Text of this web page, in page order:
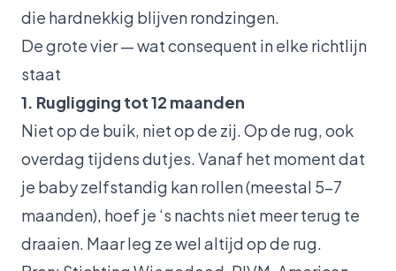
die hardnekkig blijven rondzingen.
De grote vier — wat consequent in elke richtlijn
staat
1. Rugligging tot 12 maanden
Niet op de buik, niet op de zij. Op de rug, ook
overdag tijdens dutjes. Vanaf het moment dat
je baby zelfstandig kan rollen (meestal 5-7
maanden), hoef je ‘s nachts niet meer terug te
draaien. Maar leg ze wel altijd op de rug.